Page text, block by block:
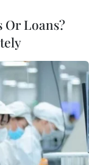
là làm ăn
.
(Vietnam+)
Or Loans?